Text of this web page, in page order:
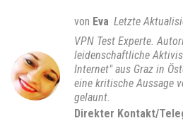
von Eva
VPN Test Experte.
leidenschaftliche
Internet" aus Graz in
eine kritische Aussage
gelaunt.
Direkter Kontakt/